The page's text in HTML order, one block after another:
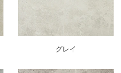
グレイ